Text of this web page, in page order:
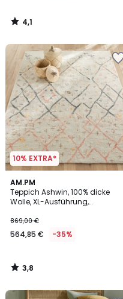
4,1
/
10% EXTRA*
AM.PM
Teppich Ashwin, 100% dicke
Wolle, XL-Ausführung,
869,00 €
564,85 € -35%
3,8
/ 5
3,8
/